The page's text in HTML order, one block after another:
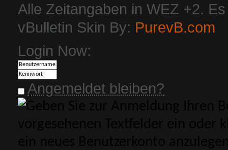
Alle Zeitangaben in WEZ +2.
vBulletin Skin By: PurevB.com
Login Now:
Angemeldet bleiben?